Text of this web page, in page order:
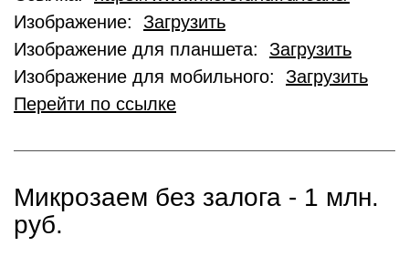
Изображение: Загрузить
Изображение для планшета: Загрузить
Изображение для мобильного: Загрузить
Перейти по ссылке
Микрозаем без залога - 1 млн.
руб.